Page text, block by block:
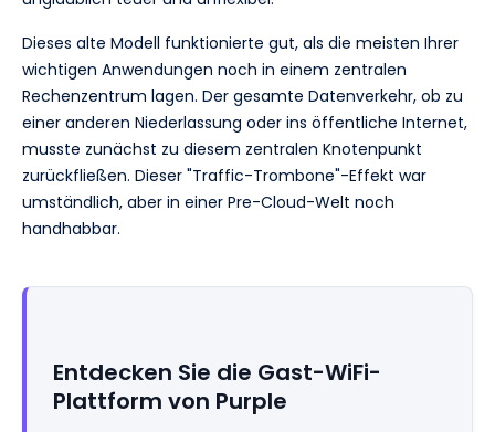
Dieses alte Modell funktionierte gut, als die meisten Ihrer
wichtigen Anwendungen noch in einem zentralen
Rechenzentrum lagen. Der gesamte Datenverkehr, ob zu
einer anderen Niederlassung oder ins öffentliche Internet,
musste zunächst zu diesem zentralen Knotenpunkt
zurückfließen. Dieser "Traffic-Trombone"-Effekt war
umständlich, aber in einer Pre-Cloud-Welt noch
handhabbar.
Entdecken Sie die Gast-WiFi-
Plattform von Purple